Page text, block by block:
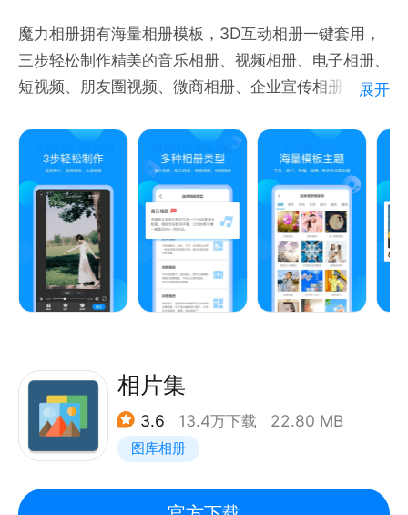
魔力相册拥有海量相册模板，3D互动相册一键套用，
三步轻松制作精美的音乐相册、视频相册、电子相册、
短视频、朋友圈视频、微商相册、企业宣传相册、贺卡
【产品特点】
* 多种比例模板，横屏竖屏任意切换，短视频制作神
* 海量音乐库资源，支持手机本地和PC端同步上传；
* 支持相册存储管理，想要的照片随时随地导入导出；
* 每周上新，专业设计团队精心打造多种类型炫酷主题
文艺、影视剧等等；
==联系我们==
我们重视每一位用户的建议反馈，努力把产品做得更
QQ群：870026544
展开
相片集
3.6 13.4万下载 22.80 MB
图库相册